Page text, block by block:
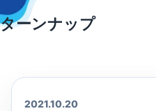
Skip
to
ターンナップ
2021.10.20